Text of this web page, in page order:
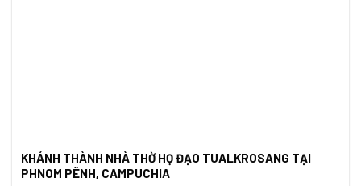
KHÁNH THÀNH NHÀ THỜ HỌ ĐẠO TUALKROSANG TẠI
PHNOM PÊNH, CAMPUCHIA